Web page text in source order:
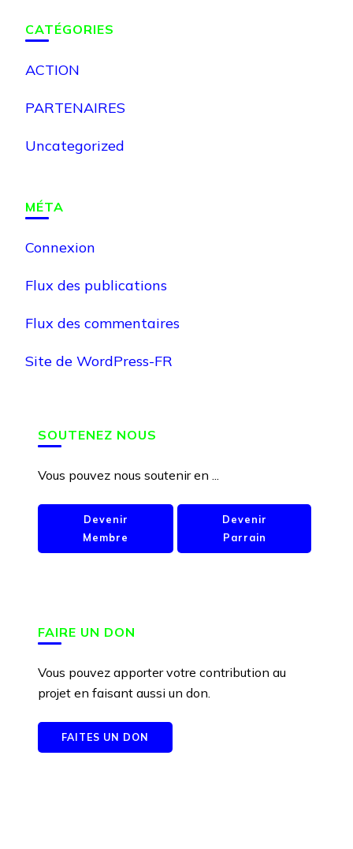
CATÉGORIES
ACTION
PARTENAIRES
Uncategorized
MÉTA
Connexion
Flux des publications
Flux des commentaires
Site de WordPress-FR
SOUTENEZ NOUS
Vous pouvez nous soutenir en ...
Devenir
Membre
Devenir
Parrain
FAIRE UN DON
Vous pouvez apporter votre contribution au
projet en faisant aussi un don.
FAITES UN DON